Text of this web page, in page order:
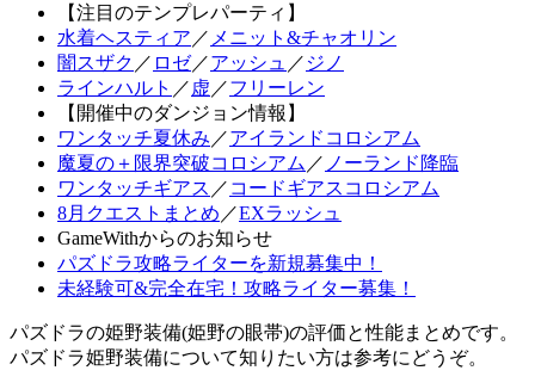
【注目のテンプレパーティ】
水着ヘスティア ／ メニット&チャオリン
闇スザク ／ ロゼ／アッシュ ／ ジノ
ラインハルト ／ 虚 ／フリーレン
【開催中のダンジョン情報】
ワンタッチ夏休み ／アイランドコロシアム
魔夏の＋限界突破コロシアム ／ ノーランド降臨
ワンタッチギアス ／ コードギアスコロシアム
8月クエストまとめ ／EXラッシュ
GameWithからのお知らせ
パズドラ攻略ライターを新規募集中！
未経験可&完全在宅！攻略ライター募集！
パズドラの姫野装備(姫野の眼帯)の評価と性能まとめです。
パズドラ姫野装備について知りたい方は参考にどうぞ。